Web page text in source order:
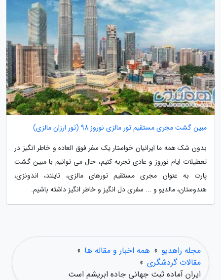
مبین گشت مجری مستقیم تور مالزی نوروز 98 (تور ارزان مالزی)
بدون شک همه ما ایرانیان خواستار یک سفر فوق العاده و خاطر انگیز در
تعطیلات ایام نوروز و عادی تجربه کنیم، حال می توانیم با مبین گشت
پارت به عنوان مجری مستقیم تورهای مالزی، تایلند، اندونزی،
هندوستان، مالدیو و ... سفری دل انگیز و خاطر انگیز داشته باشیم.
مجله راهدیو » همه اخبار و مقاله ها »
مقالات گردشگری »
ایران آماده ثبت جهانی جاده ابریشم است